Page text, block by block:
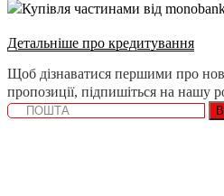
Купівля частинами від
Детальніше про кредитування
Щоб дізнаватися першими про
пропозиції, підпишіться на нашу